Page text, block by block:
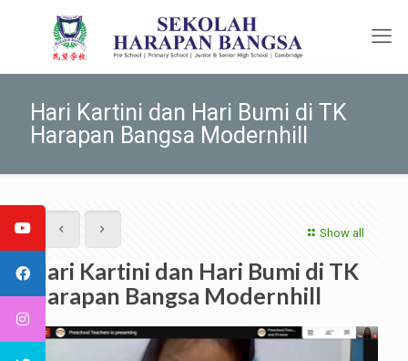
Hari Kartini dan Hari Bumi di TK
Harapan Bangsa Modernhill
Show all
Hari Kartini dan Hari Bumi di TK
Harapan Bangsa Modernhill